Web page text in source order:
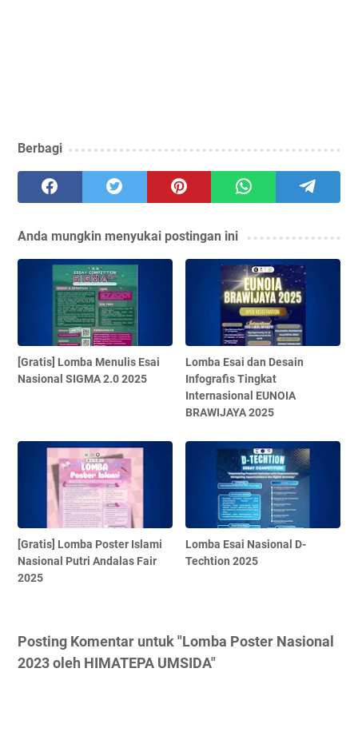
Berbagi
Anda mungkin menyukai postingan ini
[Gratis] Lomba Menulis Esai
Nasional SIGMA 2.0 2025
Lomba Esai dan Desain
Infografis Tingkat
Internasional EUNOIA
BRAWIJAYA 2025
[Gratis] Lomba Poster Islami
Nasional Putri Andalas Fair
2025
Lomba Esai Nasional D-
Techtion 2025
Posting Komentar untuk "Lomba Poster Nasional
2023 oleh HIMATEPA UMSIDA"